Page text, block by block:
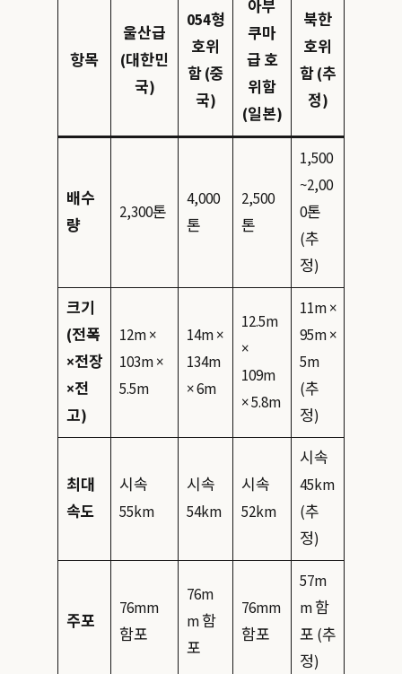
항목
울산급
(대한민
국)
054형
호위
함 (중
국)
아부
쿠마
급 호
위함
(일본)
북한
호위
함 (추
정)
배수
량
2,300톤
4,000
톤
2,500
톤
1,500
~2,00
0톤
(추
정)
크기
(전폭
×전장
×전
고)
12m ×
103m ×
5.5m
14m ×
134m
× 6m
12.5m
×
109m
× 5.8m
11m ×
95m ×
5m
(추
정)
최대
속도
시속
55km
시속
54km
시속
52km
시속
45km
(추
정)
주포
76mm
함포
76m
m 함
포
76mm
함포
57m
m 함
포 (추
정)